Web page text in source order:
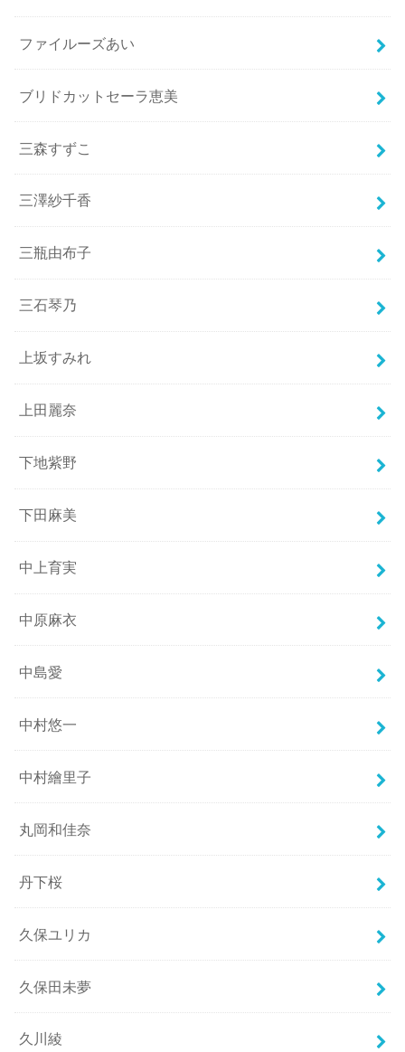
ファイルーズあい
ブリドカットセーラ恵美
三森すずこ
三澤紗千香
三瓶由布子
三石琴乃
上坂すみれ
上田麗奈
下地紫野
下田麻美
中上育実
中原麻衣
中島愛
中村悠一
中村繪里子
丸岡和佳奈
丹下桜
久保ユリカ
久保田未夢
久川綾